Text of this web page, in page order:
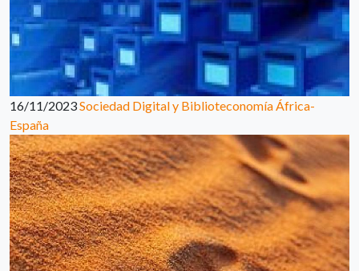
16/11/2023Sociedad Digital y Biblioteconomía África-
España